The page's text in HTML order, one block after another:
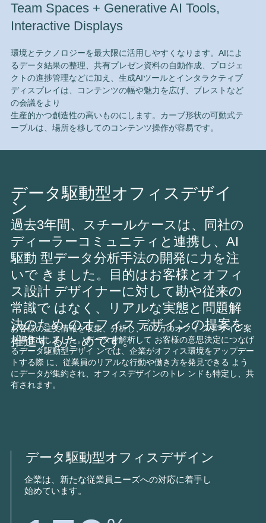
Team Spaces + Generative AI Tools,
Interactive Displays
環境とテクノロジーを最大限に活用しやすくなります。AIによ
るデータ結果の整理、共有プレゼン資料の自動作成、プロジェ
クトの進捗管理などに加え、生成AIツールとインタラクティブ
ディスプレイは、コンテンツの幅や魅力を広げ、ブレストなど
の会議をより
生産的かつ創造性の高いものにします。カーブ形状の可動式テ
ーブルは、場所を移してのコンテンツ操作が容易です。
企業は、新たな従業員ニーズへの対応に着手し
始めています。
過去3年間、スチールケースは、同社の
ディーラーコミュニティと連携し、AI
駆動 型データ分析手法の開発に力を注
いで きました。目的はお客様とオフィ
ス設計 デザイナーに対して勘や従来の
常識で はなく、リアルな実態と問題解
決のため のオフィスデザインの提案を
推進するた めです。
データ駆動型オフィスデザイ
ン
データ駆動型オフィスデザイン
お客様の注文情報を収集、分析し、500万のオフィ スデザイン案
を導き出しました。データを解析して お客様の意思決定につなげ
るデータ駆動型デザイ ンでは、企業がオフィス環境をアップデー
トする際 に、従業員のリアルな行動や働き方を発見できる よう
にデータが集約され、オフィスデザインのトレ ンドも特定し、共
有されます。